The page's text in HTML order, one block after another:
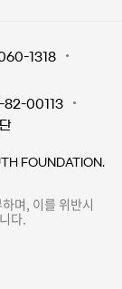
1318
82-00113
FOUNDATION.
며, 이를 위반시
다.